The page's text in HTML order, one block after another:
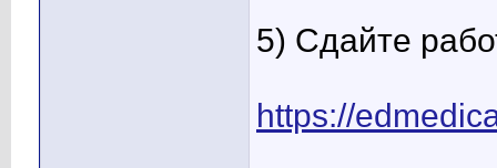
5) Сдайте
https://